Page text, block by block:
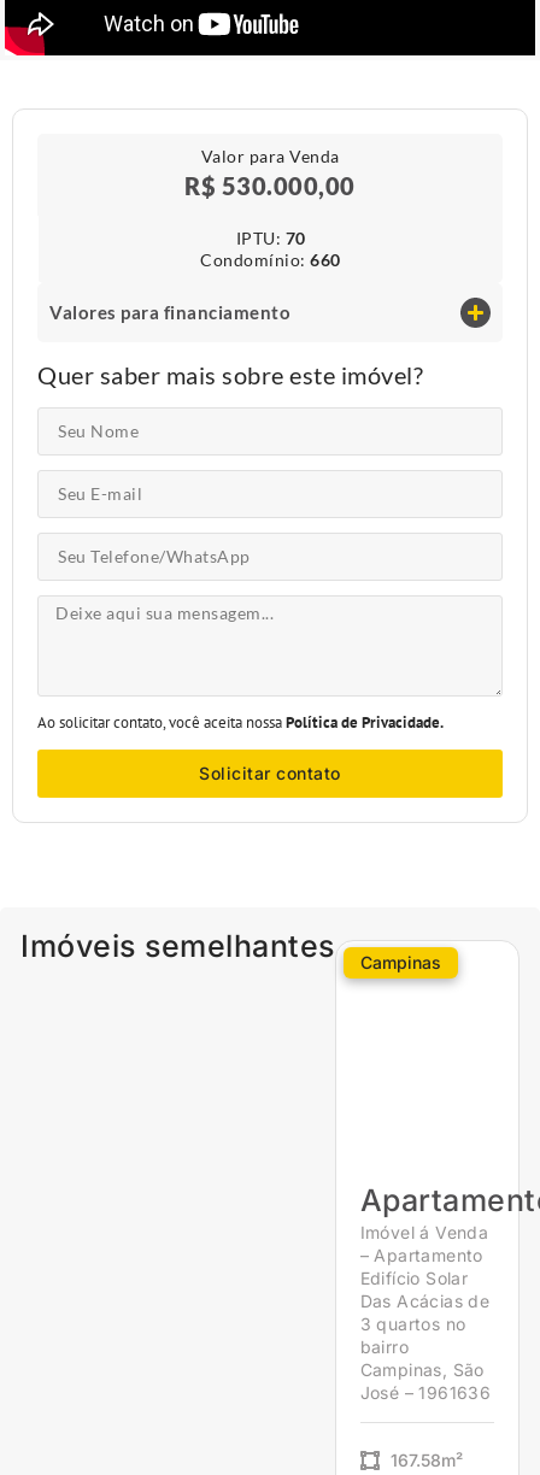
Valor para Venda
R$ 530.000,00
IPTU​: 70
Condomínio​: 660
Valores para financiamento
Quer saber mais sobre este imóvel?
Ao solicitar contato, você aceita nossaPolítica de Privacidade.
Solicitar contato
Imóveis semelhantes Campinas
Imóvel á Venda
– Apartamento
Edifício Solar
Das Acácias de
3 quartos no
bairro
Campinas, São
José – 1961636
167.58m²